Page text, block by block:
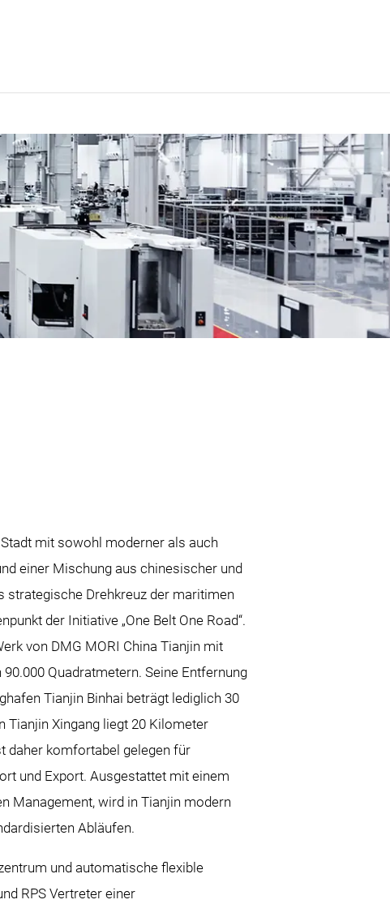
mit sowohl moderner als auch
einer Mischung aus chinesischer und
strategische Drehkreuz der maritimen
der Initiative „One Belt One Road“.
von DMG MORI China Tianjin mit
Quadratmetern. Seine Entfernung
Tianjin Binhai beträgt lediglich 30
Tianjin Xingang liegt 20 Kilometer
daher komfortabel gelegen für
und Export. Ausgestattet mit einem
Management, wird in Tianjin modern
Abläufen.
und automatische flexible
RPS Vertreter einer